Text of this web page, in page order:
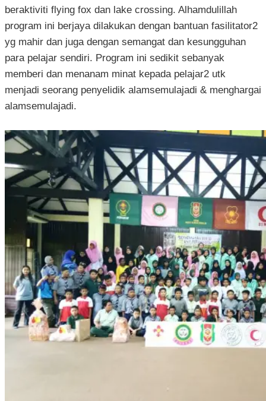
beraktiviti flying fox dan lake crossing. Alhamdulillah
program ini berjaya dilakukan dengan bantuan fasilitator2
yg mahir dan juga dengan semangat dan kesungguhan
para pelajar sendiri. Program ini sedikit sebanyak
memberi dan menanam minat kepada pelajar2 utk
menjadi seorang penyelidik alamsemulajadi & menghargai
alamsemulajadi.